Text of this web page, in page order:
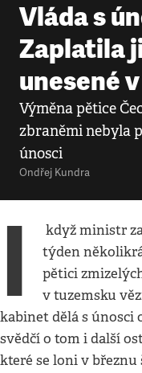
Vláda s
Zaplatila
unesené
Výměna pětice
zbraněmi nebyla
únosci
Ondřej Kundra
I
když ministr
týden
pětici
v tuzemsku
kabinet dělá s únosci
svědčí o tom i další
které se loni v